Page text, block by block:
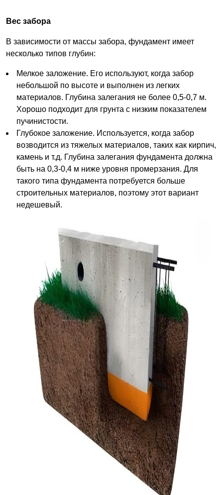
Вес забора
В зависимости от массы забора, фундамент имеет
несколько типов глубин:
Мелкое заложение. Его используют, когда забор
небольшой по высоте и выполнен из легких
материалов. Глубина залегания не более 0,5-0,7 м.
Хорошо подходит для грунта с низким показателем
пучинистости.
Глубокое заложение. Используется, когда забор
возводится из тяжелых материалов, таких как кирпич,
камень и т.д. Глубина залегания фундамента должна
быть на 0,3-0,4 м ниже уровня промерзания. Для
такого типа фундамента потребуется больше
строительных материалов, поэтому этот вариант
недешевый.